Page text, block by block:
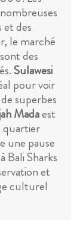
des
le marché
des
Sulawesi
pour voir
superbes
Madaest
quartier
une pause
Bali Sharks
et
culturel